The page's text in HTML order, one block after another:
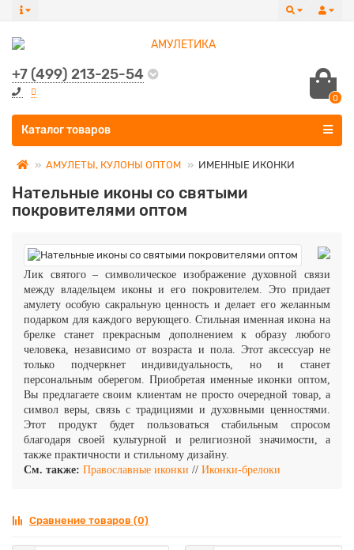
+7 (499) 213-25-54
0
Все категории
Каталог товаров
АМУЛЕТЫ, КУЛОНЫ ОПТОМ ИМЕННЫЕ ИКОНКИ
Нательные иконы со святыми
покровителями оптом
Лик святого – символическое изображение духовной связи
между владельцем иконы и его покровителем. Это придает
амулету особую сакральную ценность и делает его желанным
подарком для каждого верующего. Стильная именная икона на
брелке станет прекрасным дополнением к образу любого
человека, независимо от возраста и пола. Этот аксессуар не
только подчеркнет индивидуальность, но и станет
персональным оберегом. Приобретая именные иконки оптом,
Вы предлагаете своим клиентам не просто очередной товар, а
символ веры, связь с традициями и духовными ценностями.
Этот продукт будет пользоваться стабильным спросом
благодаря своей культурной и религиозной значимости, а
также практичности и стильному дизайну.
См. также: Православные иконки // Иконки-брелоки
Сравнение товаров (0)